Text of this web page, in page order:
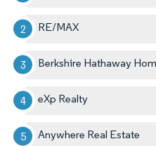
RE/MAX
Berkshire Hathaway
eXp Realty
Anywhere Real Estate